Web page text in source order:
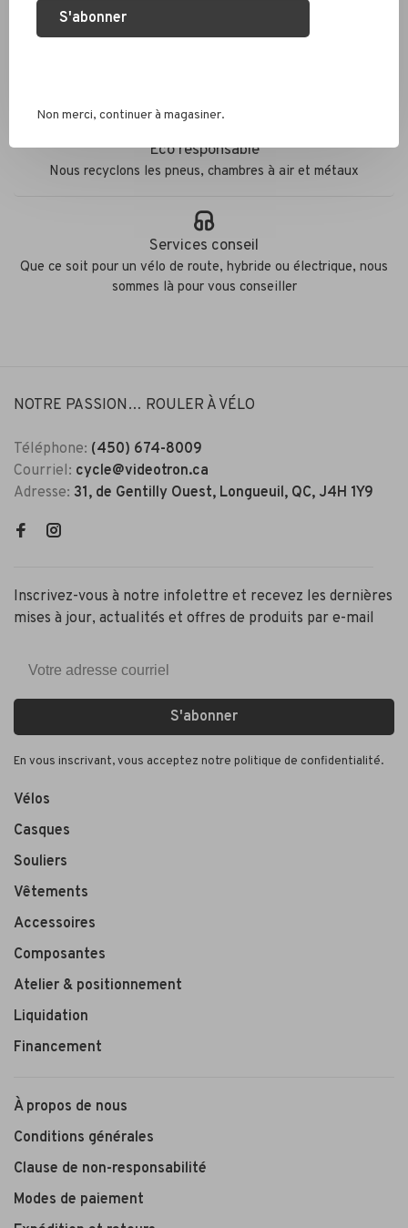
Éco responsable
Nous recyclons les pneus, chambres à air et métaux
Services conseil
Que ce soit pour un vélo de route, hybride ou électrique, nous
sommes là pour vous conseiller
NOTRE PASSION… ROULER À VÉLO
Téléphone: (450) 674-8009
Courriel: cycle@videotron.ca
Adresse: 31, de Gentilly Ouest, Longueuil, QC, J4H 1Y9
Inscrivez-vous à notre infolettre et recevez les dernières
mises à jour, actualités et offres de produits par e-mail
S'abonner
En vous inscrivant, vous acceptez notre politique de confidentialité.
Vélos
Casques
Souliers
Vêtements
Accessoires
Composantes
Atelier & positionnement
Liquidation
Financement
À propos de nous
Conditions générales
Clause de non-responsabilité
Modes de paiement
S'abonner
Non merci, continuer à magasiner.